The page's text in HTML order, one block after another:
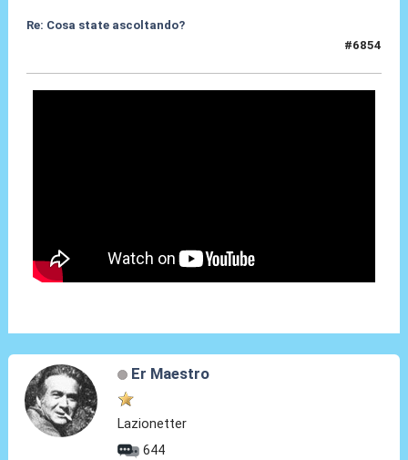
Re: Cosa state ascoltando?
#6854
Er Maestro
Lazionetter
644